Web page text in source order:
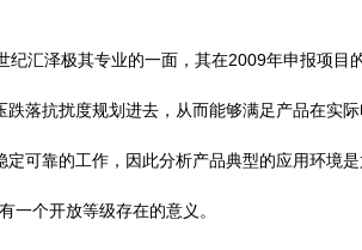
纪汇泽极其专业的一面，其在2009年申报项目
落抗扰度规划进去，从而能够满足产品在实际
靠的工作，因此分析产品典型的应用环境是
一个开放等级存在的意义。